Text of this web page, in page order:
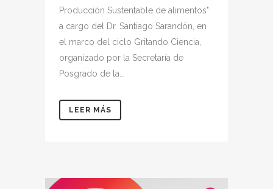
Producción Sustentable de alimentos"
a cargo del Dr. Santiago Sarandón, en
el marco del ciclo Gritando Ciencia,
organizado por la Secretaría de
Posgrado de la...
LEER MÁS